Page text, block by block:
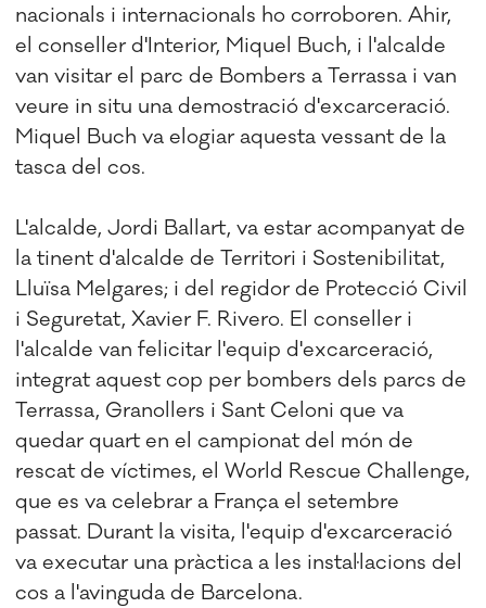
nacionals i internacionals ho corroboren. Ahir,
el conseller d'Interior, Miquel Buch, i l'alcalde
van visitar el parc de Bombers a Terrassa i van
veure in situ una demostració d'excarceració.
Miquel Buch va elogiar aquesta vessant de la
tasca del cos.
L'alcalde, Jordi Ballart, va estar acompanyat de
la tinent d'alcalde de Territori i Sostenibilitat,
Lluïsa Melgares; i del regidor de Protecció Civil
i Seguretat, Xavier F. Rivero. El conseller i
l'alcalde van felicitar l'equip d'excarceració,
integrat aquest cop per bombers dels parcs de
Terrassa, Granollers i Sant Celoni que va
quedar quart en el campionat del món de
rescat de víctimes, el World Rescue Challenge,
que es va celebrar a França el setembre
passat. Durant la visita, l'equip d'excarceració
va executar una pràctica a les instal·lacions del
cos a l'avinguda de Barcelona.